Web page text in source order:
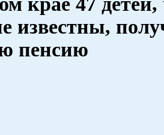
известны,
пенсию